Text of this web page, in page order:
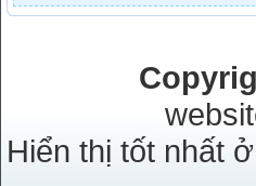
Hiển thị tốt nhất